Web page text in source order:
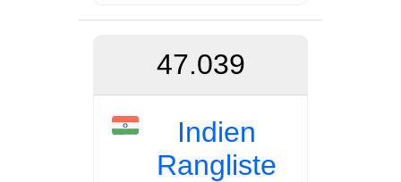
47.039
Indien
Rangliste